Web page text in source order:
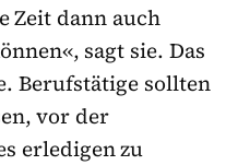
Zeit dann auch
sagt sie. Das
Berufstätige sollten
vor der
erledigen zu